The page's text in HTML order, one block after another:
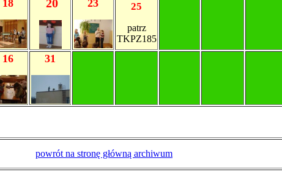
18 20 23 25
patrz
TKPZ185
16 31
powrót na stronę główną archiwum